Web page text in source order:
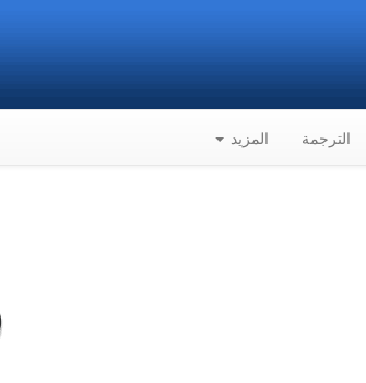
الترجمة المزيد